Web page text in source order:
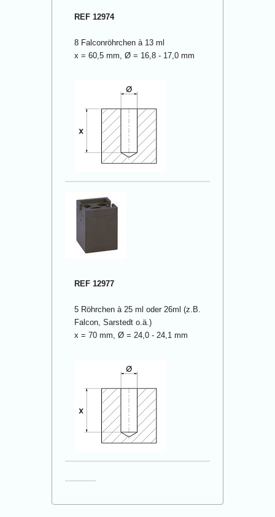
REF 12974
8 Falconröhrchen à 13 ml
x = 60,5 mm, Ø = 16,8 - 17,0 mm
REF 12977
5 Röhrchen à 25 ml oder 26ml (z.B.
Falcon, Sarstedt o.ä.)
x = 70 mm, Ø = 24,0 - 24,1 mm